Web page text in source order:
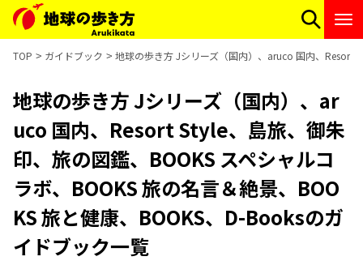
TOP ガイドブック 地球の歩き方 Jシリーズ（国内）、aruco 国内、Resort
地球の歩き方 Jシリーズ（国内）、ar
uco 国内、Resort Style、島旅、御朱
印、旅の図鑑、BOOKS スペシャルコ
ラボ、BOOKS 旅の名言＆絶景、BOO
KS 旅と健康、BOOKS、D-Booksのガ
イドブック一覧